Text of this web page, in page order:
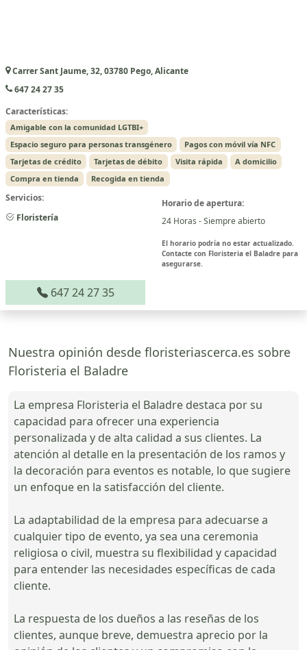
Carrer Sant Jaume, 32, 03780 Pego, Alicante
647 24 27 35
Características:
Amigable con la comunidad LGTBI+
Espacio seguro para personas transgénero
Pagos con móvil vía NFC
Tarjetas de crédito
Tarjetas de débito Visita rápida
A domicilio
Compra en tienda
Recogida en tienda
Servicios:
Floristería
Horario de apertura:
24 Horas - Siempre abierto
El horario podría no estar actualizado.
Contacte con Floristeria el Baladre para
asegurarse.
647 24 27 35
Nuestra opinión desde floristeriascerca.es sobre
Floristeria el Baladre
La empresa Floristeria el Baladre destaca por su
capacidad para ofrecer una experiencia
personalizada y de alta calidad a sus clientes. La
atención al detalle en la presentación de los ramos y
la decoración para eventos es notable, lo que sugiere
un enfoque en la satisfacción del cliente.
La adaptabilidad de la empresa para adecuarse a
cualquier tipo de evento, ya sea una ceremonia
religiosa o civil, muestra su flexibilidad y capacidad
para entender las necesidades específicas de cada
cliente.
La respuesta de los dueños a las reseñas de los
clientes, aunque breve, demuestra aprecio por la